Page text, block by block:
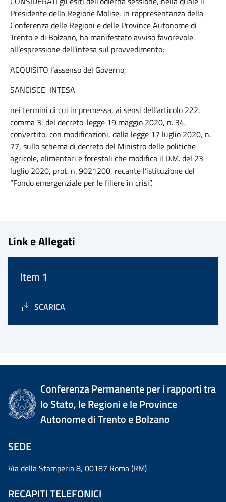
Presidente della Regione Molise, in rappresentanza della
Conferenza delle Regioni e delle Province Autonome di
Trento e di Bolzano, ha manifestato avviso favorevole
all’espressione dell’intesa sul provvedimento;
ACQUISITO l’assenso del Governo,
SANCISCE INTESA
nei termini di cui in premessa, ai sensi dell’articolo 222,
comma 3, del decreto-legge 19 maggio 2020, n. 34,
convertito, con modificazioni, dalla legge 17 luglio 2020, n.
77, sullo schema di decreto del Ministro delle politiche
agricole, alimentari e forestali che modifica il D.M. del 23
luglio 2020, prot. n. 9021200, recante l’istituzione del
“Fondo emergenziale per le filiere in crisi”.
Link e Allegati
Item 1
SCARICA
Conferenza Permanente per i rapporti tra
lo Stato, le Regioni e le Province
Autonome di Trento e Bolzano
SEDE
Via della Stamperia 8, 00187 Roma (RM)
RECAPITI TELEFONICI